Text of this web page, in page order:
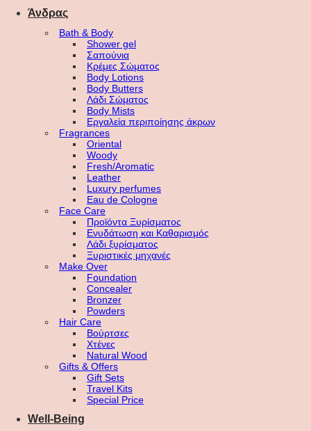
Άνδρας
Bath & Body
Shower gel
Σαπούνια
Κρέμες Σώματος
Body Lotions
Body Butters
Λάδι Σώματος
Body Mists
Εργαλεία περιποίησης άκρων
Fragrances
Oriental
Woody
Fresh/Aromatic
Leather
Luxury perfumes
Eau de Cologne
Face Care
Προϊόντα Ξυρίσματος
Ενυδάτωση και Καθαρισμός
Λάδι ξυρίσματος
Ξυριστικές μηχανές
Make Over
Foundation
Concealer
Bronzer
Powders
Hair Care
Βούρτσες
Χτένες
Natural Wood
Gifts & Offers
Gift Sets
Travel Kits
Special Price
Well-Being